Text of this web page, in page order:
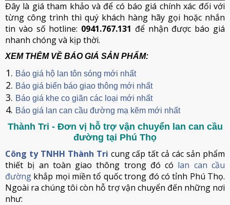
Đây là giá tham khảo và để có báo giá chính xác đối với
từng công trình thì quý khách hàng hãy gọi hoặc nhắn
tin vào số hotline: 0941.767.131 để nhận được báo giá
nhanh chóng và kịp thời.
XEM THÊM VỀ BÁO GIÁ SẢN PHẨM:
Báo giá hộ lan tôn sóng mới nhất
Báo giá biển báo giao thông mới nhất
Báo giá khe co giãn các loại mới nhất
Báo giá lan can cầu đường mạ kẽm mới nhất
Thành Tri - Đơn vị hỗ trợ vận chuyển lan can cầu
đường tại Phú Thọ
Công ty TNHH Thành Tri cung cấp tất cả các sản phẩm
thiết bị an toàn giao thông trong đó có lan can cầu
đường khắp mọi miền tổ quốc trong đó có tỉnh Phú Thọ.
Ngoài ra chúng tôi còn hỗ trợ vận chuyển đến những nơi
như: